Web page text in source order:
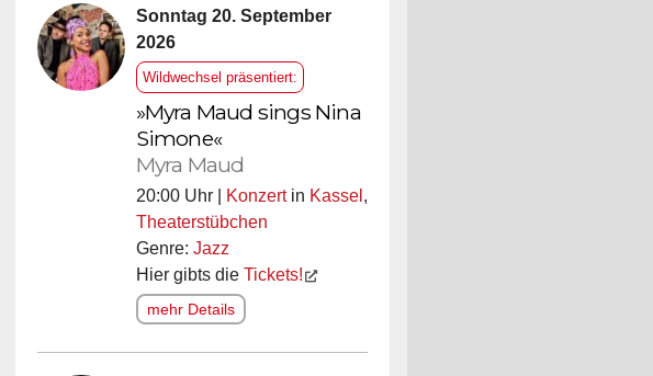
Sonntag 20. September
2026
Wildwechsel präsentiert:
»Myra Maud sings Nina
Simone«
Myra Maud
20:00 Uhr | Konzertin Kassel ,
Theaterstübchen
Genre: Jazz
Hier gibts die Tickets!
mehr Details